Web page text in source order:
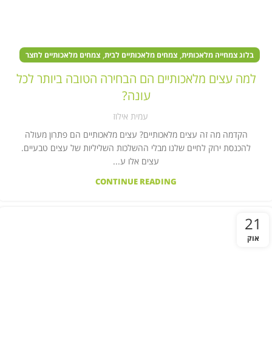
בלוג צמחייה מלאכותית, צמחים מלאכותיים לבית, צמחים מלאכותיים לחצר
למה עצים מלאכותיים הם הבחירה הטובה ביותר לכל
עונה?
עמית אילוז
הקדמה מה זה עצים מלאכותיים? עצים מלאכותיים הם פתרון מעולה
להכנסת ירוק לחיים שלנו מבלי ההשלכות השליליות של עצים טבעיים.
עצים אלו ע...
CONTINUE READING
21
אוק